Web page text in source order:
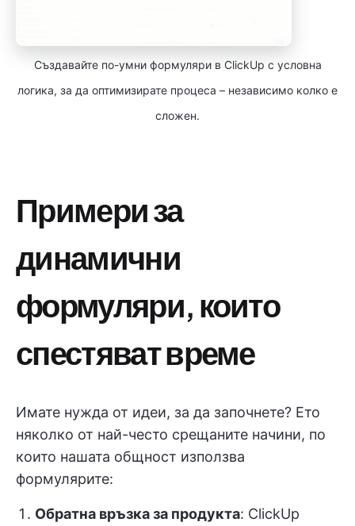
Създавайте по-умни формуляри в ClickUp с условна
логика, за да оптимизирате процеса – независимо колко е
сложен.
Примери за
динамични
формуляри, които
спестяват време
Имате нужда от идеи, за да започнете? Ето
няколко от най-често срещаните начини, по
които нашата общност използва
формулярите:
Обратна връзка за продукта: ClickUp